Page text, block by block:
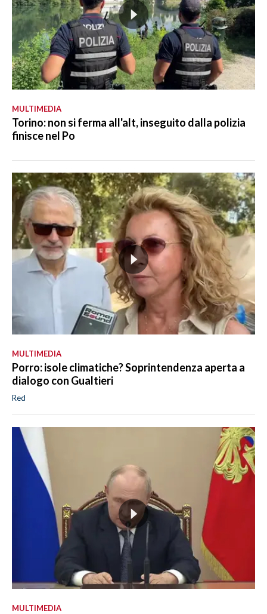
MULTIMEDIA
Torino: non si ferma all'alt, inseguito dalla polizia
finisce nel Po
MULTIMEDIA
Porro: isole climatiche? Soprintendenza aperta a
dialogo con Gualtieri
Red
MULTIMEDIA